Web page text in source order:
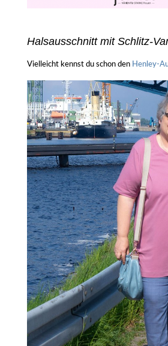
Halsausschnitt mit Schlitz-
Vielleicht kennst du schon den Henley-